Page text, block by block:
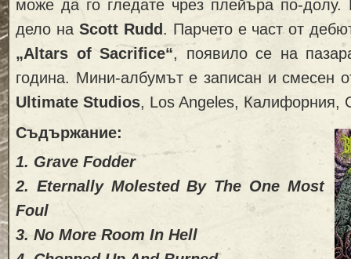
може да го гледате чрез плейъра по-долу.
дело на Scott Rudd . Парчето е част от
„Altars of Sacrifice“, появило се на
година. Мини-албумът е записан и смесен
Ultimate Studios, Los Angeles,
Съдържание:
1. Grave Fodder
2. Eternally Molested By The One Most
Foul
3. No More Room In Hell